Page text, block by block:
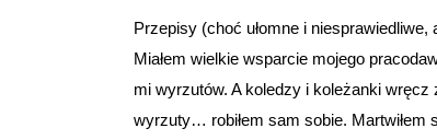
Przepisy (choć ułomne i
Miałem wielkie wsparcie mojego
mi wyrzutów. A koledzy i koleżanki wręcz
wyrzuty… robiłem sam sobie. Martwiłem